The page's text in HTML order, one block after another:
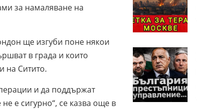
за намаляване на
ще изгуби поне някои
в града и които
на Ситито.
и да поддържат
е сигурно“, се казва още в